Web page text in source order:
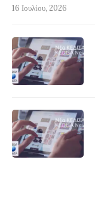
16 Ιουλίου, 2026